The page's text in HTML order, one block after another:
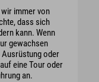
immer von
dass sich
kann. Wenn
gewachsen
Ausrüstung oder
eine Tour oder
an.